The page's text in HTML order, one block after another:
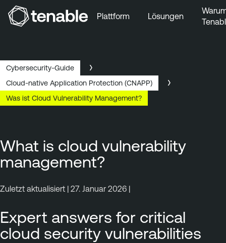
Zur Fußzeile wechseln
Plattform Lösungen
Cybersecurity-Guide
Cloud-native Application Protection (CNAPP)
Was ist Cloud Vulnerability Management?
What is cloud vulnerability
management?
Zuletzt aktualisiert | 27. Januar 2026 |
Expert answers for critical
cloud security vulnerabilities